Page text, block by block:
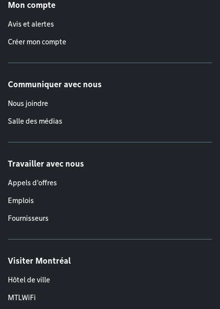
Mon compte
Avis et alertes
Créer mon compte
Communiquer avec nous
Nous joindre
Salle des médias
Travailler avec nous
Appels d'offres
Emplois
Fournisseurs
Visiter Montréal
Hôtel de ville
MTLWiFi